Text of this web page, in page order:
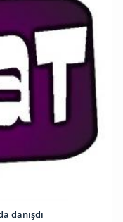
danışdı